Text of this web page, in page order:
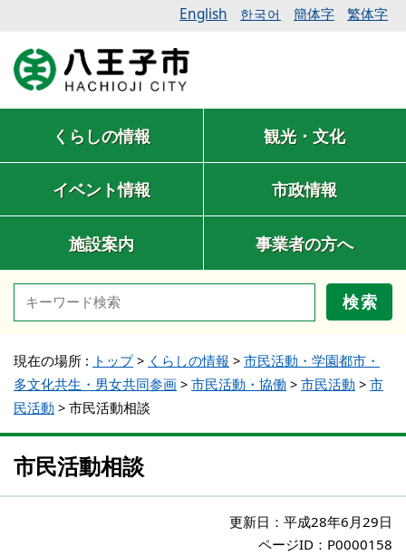
English 한국어 簡体字 繁体字
くらしの情報 観光・文化
イベント情報 市政情報
施設案内 事業者の方へ
検索
現在の場所 : トップ> くらしの情報 > 市民活動・学園都市・
多文化共生・男女共同参画 > 市民活動・協働 > 市民活動 > 市
民活動 > 市民活動相談
市民活動相談
更新日： 平成28年6月29日
ページID：P0000158